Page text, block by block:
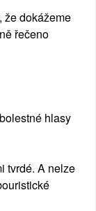
že dokážeme
řečeno
hlasy
tvrdé. A nelze